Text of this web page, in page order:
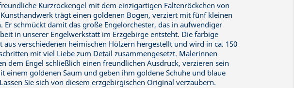
Kurzrockengel mit dem einzigartigen Faltenröckchen von
Kunsthandwerk trägt einen goldenen Bogen, verziert mit fünf kleinen
Er schmückt damit das große Engelorchester, das in aufwendiger
in unserer Engelwerkstatt im Erzgebirge entsteht. Die farbige
aus verschiedenen heimischen Hölzern hergestellt und wird in ca. 150
mit viel Liebe zum Detail zusammengesetzt. Malerinnen
dem Engel schließlich einen freundlichen Ausdruck, verzieren sein
einem goldenen Saum und geben ihm goldene Schuhe und blaue
Sie sich von diesem erzgebirgischen Original verzaubern.